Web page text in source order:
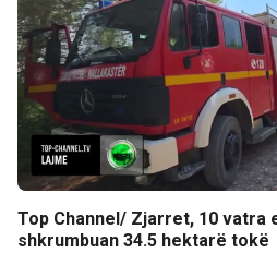
Top Channel/ Zjarret, 10 vatra
shkrumbuan 34.5 hektarë tokë